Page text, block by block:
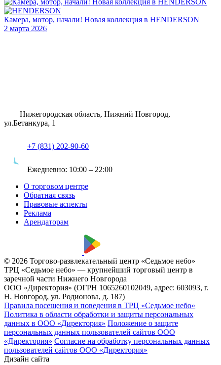
Камера, мотор, начали! Новая коллекция в HENDERSON
2 марта 2026
Нижегородская область, Нижний Новгород,
ул.Бетанкура, 1
+7 (831) 202-90-60
Ежедневно: 10:00 – 22:00
О торговом центре
Обратная связь
Правовые аспекты
Реклама
Арендаторам
© 2026 Торгово-развлекательный центр «Седьмое небо»
ТРЦ «Седьмое небо» — крупнейший торговый центр в
заречной части Нижнего Новгорода
ООО «Директория» (ОГРН 1065260102049, адрес: 603093, г.
Н. Новгород, ул. Родионова, д. 187)
Правила посещения и поведения в ТРЦ «Седьмое небо»
Политика в области обработки и защиты персональных
данных в ООО «Директория» Положение о защите
персональных данных пользователей сайтов ООО
«Директория» Согласие на обработку персональных данных
пользователей сайтов ООО «Директория»
Дизайн сайта